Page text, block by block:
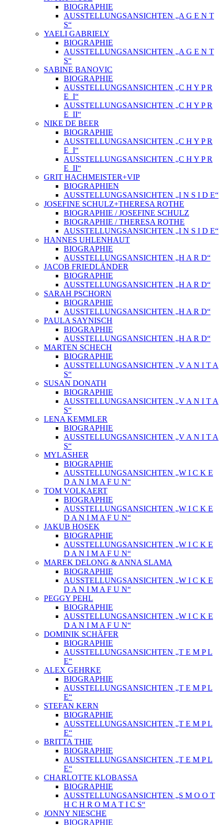
BIOGRAPHIE
AUSSTELLUNGSANSICHTEN „A G E N T
S“
YAELI GABRIELY
BIOGRAPHIE
AUSSTELLUNGSANSICHTEN „A G E N T
S“
SABINE BANOVIC
BIOGRAPHIE
AUSSTELLUNGSANSICHTEN „C H Y P R
E_I“
AUSSTELLUNGSANSICHTEN „C H Y P R
E_II“
NIKE DE BEER
BIOGRAPHIE
AUSSTELLUNGSANSICHTEN „C H Y P R
E_I“
AUSSTELLUNGSANSICHTEN „C H Y P R
E_II“
GRIT HACHMEISTER+VIP
BIOGRAPHIEN
AUSSTELLUNGSANSICHTEN „I N S I D E“
JOSEFINE SCHULZ+THERESA ROTHE
BIOGRAPHIE / JOSEFINE SCHULZ
BIOGRAPHIE / THERESA ROTHE
AUSSTELLUNGSANSICHTEN „I N S I D E“
HANNES UHLENHAUT
BIOGRAPHIE
AUSSTELLUNGSANSICHTEN „H A R D“
JACOB FRIEDLÄNDER
BIOGRAPHIE
AUSSTELLUNGSANSICHTEN „H A R D“
SARAH PSCHORN
BIOGRAPHIE
AUSSTELLUNGSANSICHTEN „H A R D“
PAULA SAYNISCH
BIOGRAPHIE
AUSSTELLUNGSANSICHTEN „H A R D“
MARTEN SCHECH
BIOGRAPHIE
AUSSTELLUNGSANSICHTEN „V A N I T A
S“
SUSAN DONATH
BIOGRAPHIE
AUSSTELLUNGSANSICHTEN „V A N I T A
S“
LENA KEMMLER
BIOGRAPHIE
AUSSTELLUNGSANSICHTEN „V A N I T A
S“
MYLASHER
BIOGRAPHIE
AUSSTELLUNGSANSICHTEN „W I C K E
D A N I M A F U N“
TOM VOLKAERT
BIOGRAPHIE
AUSSTELLUNGSANSICHTEN „W I C K E
D A N I M A F U N“
JAKUB HOSEK
BIOGRAPHIE
AUSSTELLUNGSANSICHTEN „W I C K E
D A N I M A F U N“
MAREK DELONG & ANNA SLAMA
BIOGRAPHIE
AUSSTELLUNGSANSICHTEN „W I C K E
D A N I M A F U N“
PEGGY PEHL
BIOGRAPHIE
AUSSTELLUNGSANSICHTEN „W I C K E
D A N I M A F U N“
DOMINIK SCHÄFER
BIOGRAPHIE
AUSSTELLUNGSANSICHTEN „T E M P L
E“
ALEX GEHRKE
BIOGRAPHIE
AUSSTELLUNGSANSICHTEN „T E M P L
E“
STEFAN KERN
BIOGRAPHIE
AUSSTELLUNGSANSICHTEN „T E M P L
E“
BRITTA THIE
BIOGRAPHIE
AUSSTELLUNGSANSICHTEN „T E M P L
E“
CHARLOTTE KLOBASSA
BIOGRAPHIE
AUSSTELLUNGSANSICHTEN „S M O O T
H C H R O M A T I C S“
JONNY NIESCHE
BIOGRAPHIE